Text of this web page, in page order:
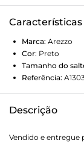
Características
Marca: Arezzo
Cor: Preto
Tamanho do
Referência:
Descrição
brilhante. O
Vendido e entregue